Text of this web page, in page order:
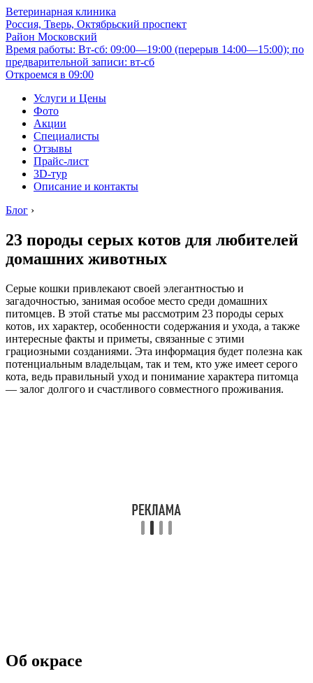
Ветеринарная клиника
Россия, Тверь, Октябрьский проспект
Район Московский
Время работы: Вт-сб: 09:00—19:00 (перерыв 14:00—15:00); по
предварительной записи: вт-сб
Откроемся в 09:00
Услуги и Цены
Фото
Акции
Специалисты
Отзывы
Прайс-лист
3D-тур
Описание и контакты
Блог ›
23 породы серых котов для любителей
домашних животных
Серые кошки привлекают своей элегантностью и
загадочностью, занимая особое место среди домашних
питомцев. В этой статье мы рассмотрим 23 породы серых
котов, их характер, особенности содержания и ухода, а также
интересные факты и приметы, связанные с этими
грациозными созданиями. Эта информация будет полезна как
потенциальным владельцам, так и тем, кто уже имеет серого
кота, ведь правильный уход и понимание характера питомца
— залог долгого и счастливого совместного проживания.
Об окрасе